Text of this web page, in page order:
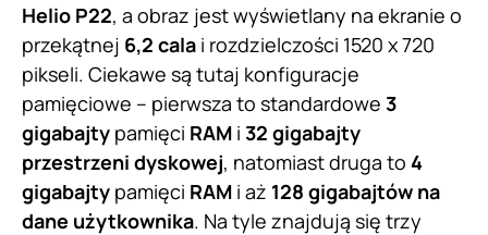
Helio P22, a obraz jest wyświetlany na ekranie o
przekątnej 6,2 cala i rozdzielczości 1520 x 720
pikseli. Ciekawe są tutaj konfiguracje
pamięciowe – pierwsza to standardowe 3
gigabajty pamięci RAM i 32 gigabajty
przestrzeni dyskowej, natomiast druga to 4
gigabajty pamięci RAM i aż 128 gigabajtów na
dane użytkownika. Na tyle znajdują się trzy